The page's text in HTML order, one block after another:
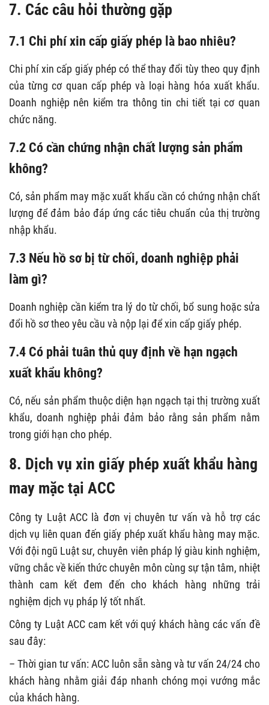
7. Các câu hỏi thường gặp
7.1 Chi phí xin cấp giấy phép là bao nhiêu?
Chi phí xin cấp giấy phép có thể thay đổi tùy theo quy định
của từng cơ quan cấp phép và loại hàng hóa xuất khẩu.
Doanh nghiệp nên kiểm tra thông tin chi tiết tại cơ quan
chức năng.
7.2 Có cần chứng nhận chất lượng sản phẩm
không?
Có, sản phẩm may mặc xuất khẩu cần có chứng nhận chất
lượng để đảm bảo đáp ứng các tiêu chuẩn của thị trường
nhập khẩu.
7.3 Nếu hồ sơ bị từ chối, doanh nghiệp phải
làm gì?
Doanh nghiệp cần kiểm tra lý do từ chối, bổ sung hoặc sửa
đổi hồ sơ theo yêu cầu và nộp lại để xin cấp giấy phép.
7.4 Có phải tuân thủ quy định về hạn ngạch
xuất khẩu không?
Có, nếu sản phẩm thuộc diện hạn ngạch tại thị trường xuất
khẩu, doanh nghiệp phải đảm bảo rằng sản phẩm nằm
trong giới hạn cho phép.
8. Dịch vụ xin giấy phép xuất khẩu hàng
may mặc tại ACC
Công ty Luật ACC là đơn vị chuyên tư vấn và hỗ trợ các
dịch vụ liên quan đến giấy phép xuất khẩu hàng may mặc.
Với đội ngũ Luật sư, chuyên viên pháp lý giàu kinh nghiệm,
vững chắc về kiến thức chuyên môn cùng sự tận tâm, nhiệt
thành cam kết đem đến cho khách hàng những trải
nghiệm dịch vụ pháp lý tốt nhất.
Công ty Luật ACC cam kết với quý khách hàng các vấn đề
sau đây:
– Thời gian tư vấn: ACC luôn sẵn sàng và tư vấn 24/24 cho
khách hàng nhằm giải đáp nhanh chóng mọi vướng mắc
của khách hàng.